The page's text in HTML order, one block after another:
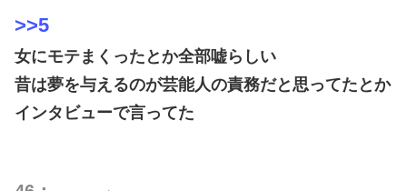
>>5
女にモテまくったとか全部嘘らしい
昔は夢を与えるのが芸能人の責務だと思ってたとか
インタビューで言ってた